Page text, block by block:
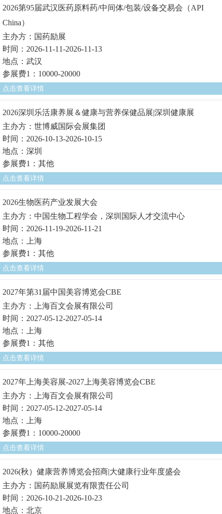
2026第95届武汉医药原料药/中间体/包装/设备交易会（API
China）
主办方：国药励展
时间：2026-11-11-2026-11-13
地点：武汉
参展费1：10000-20000
点击查看详情
2026深圳乐活康养展＆健康与营养保健品展|深圳健康展
主办方：世博威国际会展集团
时间：2026-10-13-2026-10-15
地点：深圳
参展费1：其他
点击查看详情
2026生物医药产业发展大会
主办方：中国生物工程学会，深圳国际人才交流中心
时间：2026-11-19-2026-11-21
地点：上海
参展费1：其他
点击查看详情
2027年第31届中国美容博览会CBE
主办方：上海百文会展有限公司
时间：2027-05-12-2027-05-14
地点：上海
参展费1：其他
点击查看详情
2027年上海美容展-2027上海美容博览会CBE
主办方：上海百文会展有限公司
时间：2027-05-12-2027-05-14
地点：上海
参展费1：10000-20000
点击查看详情
2026(秋）健康营养博览会招商|大健康行业年度盛会
主办方：国药励展展览有限责任公司
时间：2026-10-21-2026-10-23
地点：北京